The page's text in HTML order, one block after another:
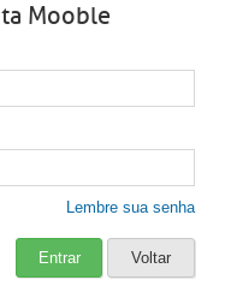
Mooble
Lembre sua senha
Entrar Voltar